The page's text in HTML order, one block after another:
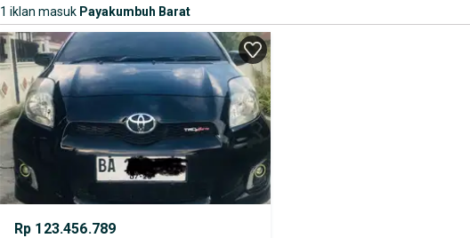
1 iklan masuk Payakumbuh Barat
Rp 123.456.789